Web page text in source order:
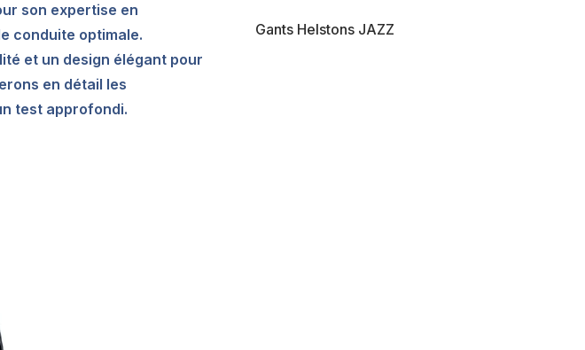
son expertise en
conduite optimale.
et un design élégant pour
en détail les
test approfondi.
Gants Helstons JAZZ